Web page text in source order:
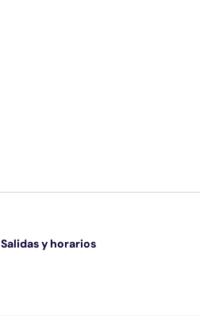
Salidas y horarios